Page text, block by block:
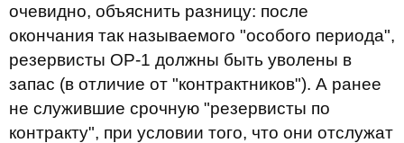
очевидно, объяснить разницу: после
окончания так называемого "особого периода",
резервисты ОР-1 должны быть уволены в
запас (в отличие от "контрактников"). А ранее
не служившие срочную "резервисты по
контракту", при условии того, что они отслужат